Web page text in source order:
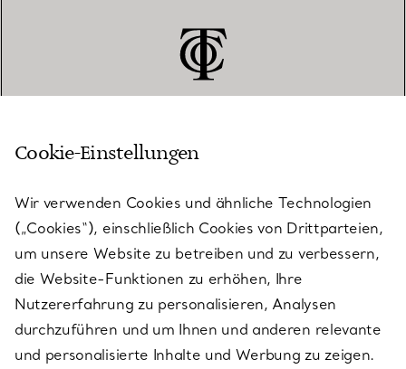
KUNDENSERVICE
SERVICES
ÜBER TIFFANY & CO.
Cookie-Einstellungen
Wir verwenden Cookies und ähnliche Technologien
(„Cookies“), einschließlich Cookies von Drittparteien,
um unsere Website zu betreiben und zu verbessern,
die Website-Funktionen zu erhöhen, Ihre
Nutzererfahrung zu personalisieren, Analysen
durchzuführen und um Ihnen und anderen relevante
und personalisierte Inhalte und Werbung zu zeigen.